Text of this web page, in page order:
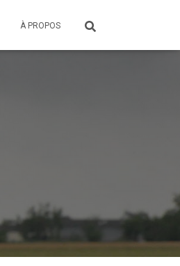
À PROPOS